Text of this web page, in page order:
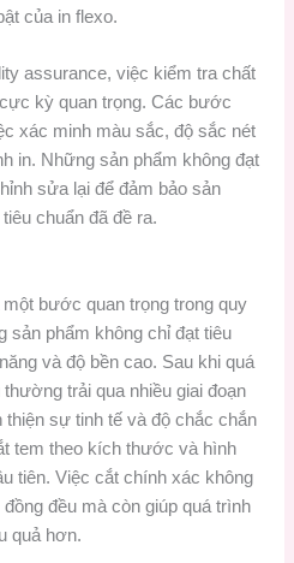
của in flexo.
assurance, việc kiểm tra chất
kỳ quan trọng. Các bước
xác minh màu sắc, độ sắc nét
in. Những sản phẩm không đạt
sửa lại để đảm bảo sản
chuẩn đã đề ra.
bước quan trọng trong quy
sản phẩm không chỉ đạt tiêu
và độ bền cao. Sau khi quá
trải qua nhiều giai đoạn
thiện sự tinh tế và độ chắc chắn
tem theo kích thước và hình
tiên. Việc cắt chính xác không
đều mà còn giúp quá trình
quả hơn.